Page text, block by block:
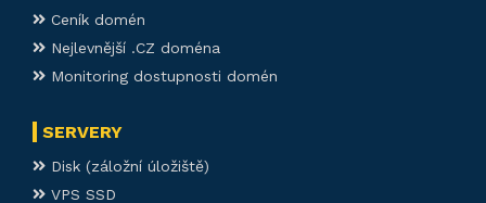
Ceník domén
Nejlevnější .CZ doména
Monitoring dostupnosti domén
SERVERY
Disk (záložní úložiště)
VPS SSD